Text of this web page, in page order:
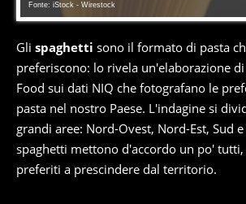
Fonte: iStock - Wirestock
Gli spaghetti sono il formato di pasta
preferiscono: lo rivela un'elaborazione
Food sui dati NIQ che fotografano le
pasta nel nostro Paese. L'indagine si
grandi aree: Nord-Ovest, Nord-Est, Sud
spaghetti mettono d'accordo un po'
preferiti a prescindere dal territorio.